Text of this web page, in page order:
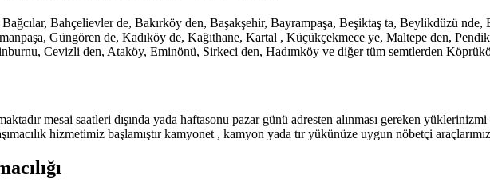
Bahçelievler de, Bakırköy den, Başakşehir, Bayrampaşa, Beşiktaş ta, Beylikdüzü
Güngören de, Kadıköy de, Kağıthane, Kartal , Küçükçekmece ye, Maltepe den,
Cevizli den, Ataköy, Eminönü, Sirkeci den, Hadımköy ve diğer tüm semtlerden Köprüköy
mesai saatleri dışında yada haftasonu pazar günü adresten alınması gereken
hizmetimiz başlamıştır kamyonet , kamyon yada tır yükünüze uygun nöbetçi